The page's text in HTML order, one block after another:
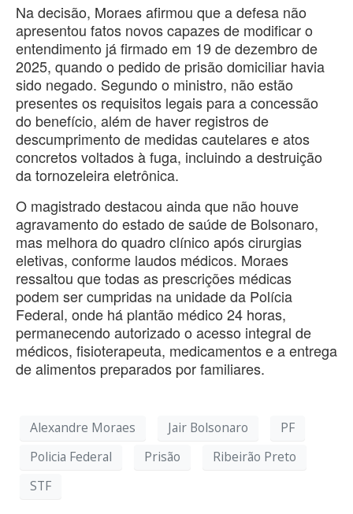
Na decisão, Moraes afirmou que a defesa não
apresentou fatos novos capazes de modificar o
entendimento já firmado em 19 de dezembro de
2025, quando o pedido de prisão domiciliar havia
sido negado. Segundo o ministro, não estão
presentes os requisitos legais para a concessão
do benefício, além de haver registros de
descumprimento de medidas cautelares e atos
concretos voltados à fuga, incluindo a destruição
da tornozeleira eletrônica.
O magistrado destacou ainda que não houve
agravamento do estado de saúde de Bolsonaro,
mas melhora do quadro clínico após cirurgias
eletivas, conforme laudos médicos. Moraes
ressaltou que todas as prescrições médicas
podem ser cumpridas na unidade da Polícia
Federal, onde há plantão médico 24 horas,
permanecendo autorizado o acesso integral de
médicos, fisioterapeuta, medicamentos e a entrega
de alimentos preparados por familiares.
Alexandre Moraes Jair Bolsonaro
PF
Policia Federal
Prisão
Ribeirão Preto
STF